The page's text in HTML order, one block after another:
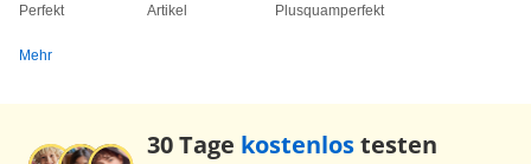
Perfekt
Artikel
Plusquamperfekt
Mehr
30 Tage kostenlostesten